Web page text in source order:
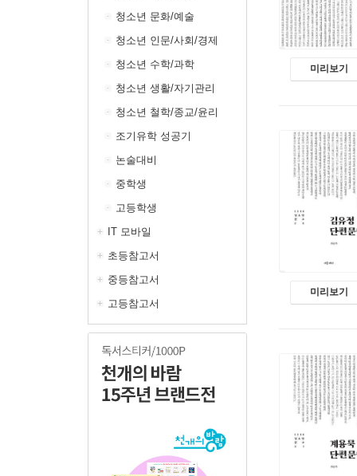
청소년 문화/예술
청소년 인문/사회/경제
청소년 수학/과학
청소년 생활/자기관리
청소년 철학/종교/윤리
조기유학 성공기
논술대비
중학생
고등학생
IT 모바일
초등참고서
중등참고서
고등참고서
미리보기
미리보기